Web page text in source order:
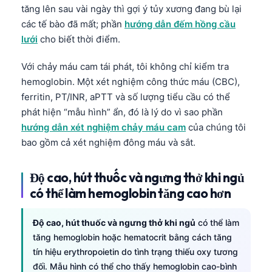
tăng lên sau vài ngày thì gợi ý tủy xương đang bù lại
các tế bào đã mất; phần hướng dẫn đếm hồng cầu
lưới cho biết thời điểm.
Với chảy máu cam tái phát, tôi không chỉ kiểm tra
hemoglobin. Một xét nghiệm công thức máu (CBC),
ferritin, PT/INR, aPTT và số lượng tiểu cầu có thể
phát hiện “mẫu hình” ẩn, đó là lý do vì sao phần
hướng dẫn xét nghiệm chảy máu cam của chúng tôi
bao gồm cả xét nghiệm đông máu và sắt.
Độ cao, hút thuốc và ngưng thở khi ngủ
có thể làm hemoglobin tăng cao hơn
Độ cao, hút thuốc và ngưng thở khi ngủ có thể làm
tăng hemoglobin hoặc hematocrit bằng cách tăng
tín hiệu erythropoietin do tình trạng thiếu oxy tương
đối. Mẫu hình có thể cho thấy hemoglobin cao-bình
Čeština
ქართული
Русский
Lietuvių kalba
Polski
Slovenščina
Magyar
Shqip
বাংলা
मराठी
తెలుగు